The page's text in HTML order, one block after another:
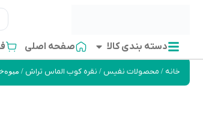
دسته بندی کالا صفحه اصلی
خانه / محصولات نفیس / نقره کوب الماس تراش /